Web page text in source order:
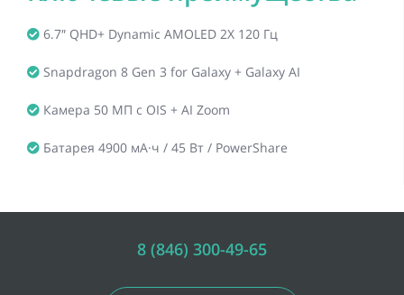
6.7″ QHD+ Dynamic AMOLED 2X 120 Гц
Snapdragon 8 Gen 3 for Galaxy + Galaxy AI
Камера 50 МП с OIS + AI Zoom
Батарея 4900 мА·ч / 45 Вт / PowerShare
8 (846) 300-49-65